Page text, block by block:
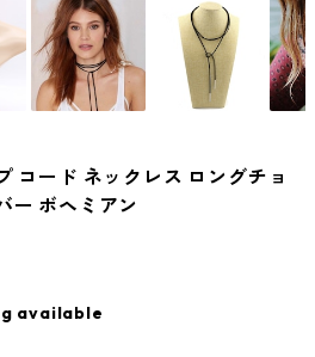
コード ネックレス ロングチョ
ー ボヘミアン
available